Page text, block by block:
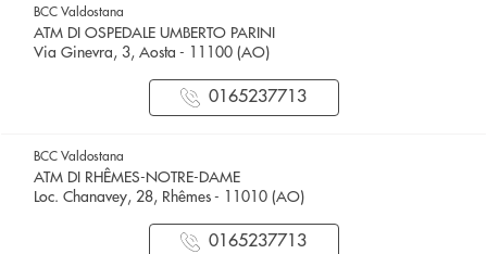
BCC Valdostana
ATM DI OSPEDALE UMBERTO PARINI
Via Ginevra, 3, Aosta - 11100 (AO)
0165237713
BCC Valdostana
ATM DI RHÊMES-NOTRE-DAME
Loc. Chanavey, 28, Rhêmes - 11010 (AO)
0165237713